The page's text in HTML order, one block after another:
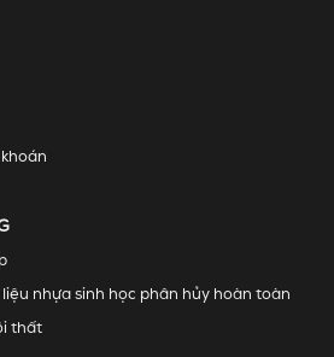
nhựa sinh học phân hủy hoàn toàn
thất